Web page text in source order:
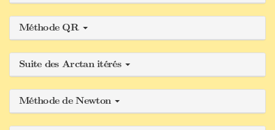
Méthode QR
Suite des Arctan itérés
Méthode de Newton